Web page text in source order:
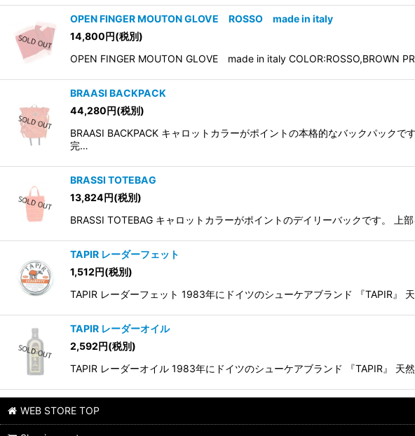
OPEN FINGER MOUTON GLOVE ROSSO made in italy
14,800円(税別)
OPEN FINGER MOUTON GLOVE made in italy COLOR:ROSSO,BROWN
BRAASI BACKPACK
44,280円(税別)
BRAASI BACKPACK キャロットカラーがポイントの本格的なバックパック
完…
BRASSI TOTEBAG
13,824円(税別)
BRASSI TOTEBAG キャロットカラーがポイントのデイリーバックです。
TAPIR レーダーフェット
1,512円(税別)
TAPIR レーダーフェット 1983年にドイツのシューケアブランド 『TAPIR』
TAPIR レーダーオイル
2,592円(税別)
TAPIR レーダーオイル 1983年にドイツのシューケアブランド 『TAPIR』
WEB STORE TOP